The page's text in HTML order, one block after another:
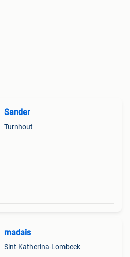
Sander
Turnhout
madais
Sint-Katherina-Lombeek